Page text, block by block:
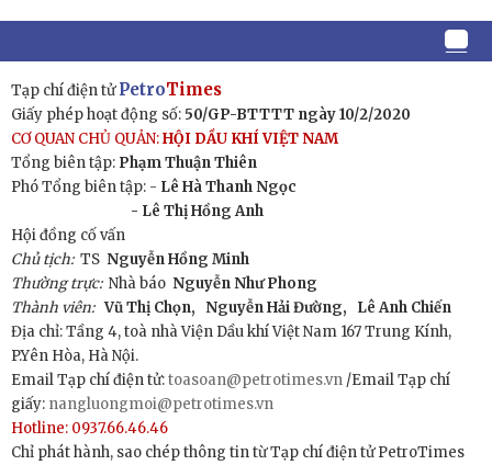
Tạp chí điện tửPetroTimes
Giấy phép hoạt động số: 50/GP-BTTTT ngày 10/2/2020
CƠ QUAN CHỦ QUẢN:HỘI DẦU KHÍ VIỆT NAM
Tổng biên tập: Phạm Thuận Thiên
Phó Tổng biên tập: - Lê Hà Thanh Ngọc
- Lê Thị Hồng Anh
Hội đồng cố vấn
Chủ tịch:TS Nguyễn Hồng Minh
Thường trực: Nhà báo Nguyễn Như Phong
Thành viên: Vũ Thị Chọn, Nguyễn Hải Đường,
Lê Anh Chiến
Địa chỉ: Tầng 4, toà nhà Viện Dầu khí Việt Nam 167 Trung Kính,
P.Yên Hòa, Hà Nội.
Email Tạp chí điện tử:toasoan@petrotimes.vn /Email Tạp chí
giấy: nangluongmoi@petrotimes.vn
Hotline: 0937.66.46.46
Chỉ phát hành, sao chép thông tin từ Tạp chí điện tử PetroTimes